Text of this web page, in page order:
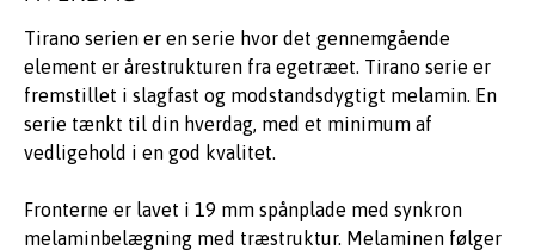
Tirano serien er en serie hvor det gennemgående
element er årestrukturen fra egetræet. Tirano serie er
fremstillet i slagfast og modstandsdygtigt melamin. En
serie tænkt til din hverdag, med et minimum af
vedligehold i en god kvalitet.
Fronterne er lavet i 19 mm spånplade med synkron
melaminbelægning med træstruktur. Melaminen følger